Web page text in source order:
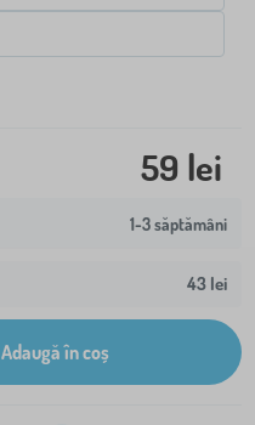
59 lei
1-3 săptămâni
43 lei
Adaugă în coș